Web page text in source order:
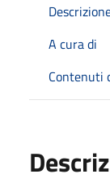
A cura di
Contenuti